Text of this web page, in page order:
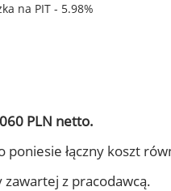
na PIT - 5.98%
PLN netto.
łączny koszt
z pracodawcą.